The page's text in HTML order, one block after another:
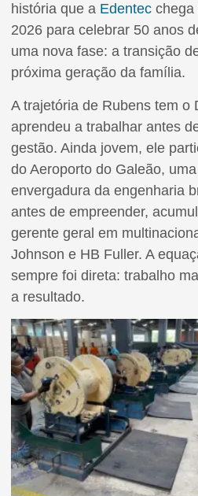
história que a Edentec chega
2026 para celebrar 50 anos
uma nova fase: a transição
próxima geração da família.
A trajetória de Rubens tem o
aprendeu a trabalhar antes
gestão. Ainda jovem, ele
do Aeroporto do Galeão,
envergadura da engenharia
antes de empreender,
gerente geral em
Johnson e HB Fuller. A
sempre foi direta: trabalho
a resultado.